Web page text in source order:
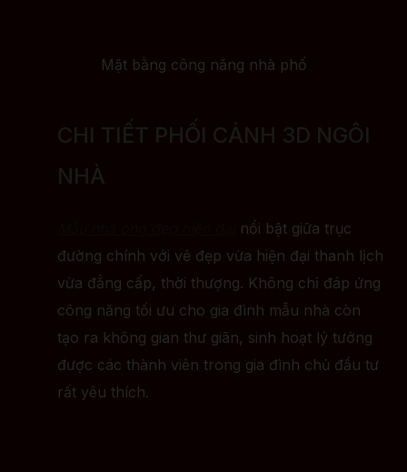
Mặt bằng công năng nhà phố
CHI TIẾT PHỐI CẢNH 3D NGÔI
NHÀ
nổi bật giữa trục
đường chính với vẻ đẹp vừa hiện đại thanh lịch
vừa đẳng cấp, thời thượng. Không chỉ đáp ứng
công năng tối ưu cho gia đình mẫu nhà còn
tạo ra không gian thư giãn, sinh hoạt lý tưởng
được các thành viên trong gia đình chủ đầu tư
rất yêu thích.